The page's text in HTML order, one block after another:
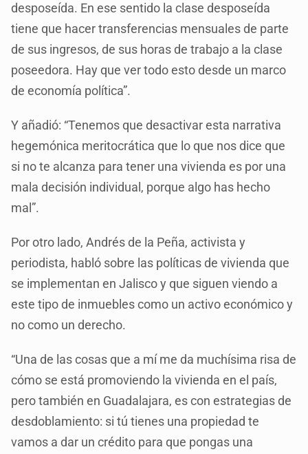
desposeída. En ese sentido la clase desposeída
tiene que hacer transferencias mensuales de parte
de sus ingresos, de sus horas de trabajo a la clase
poseedora. Hay que ver todo esto desde un marco
de economía política”.
Y añadió: “Tenemos que desactivar esta narrativa
hegemónica meritocrática que lo que nos dice que
si no te alcanza para tener una vivienda es por una
mala decisión individual, porque algo has hecho
mal”.
Por otro lado, Andrés de la Peña, activista y
periodista, habló sobre las políticas de vivienda que
se implementan en Jalisco y que siguen viendo a
este tipo de inmuebles como un activo económico y
no como un derecho.
“Una de las cosas que a mí me da muchísima risa de
cómo se está promoviendo la vivienda en el país,
pero también en Guadalajara, es con estrategias de
desdoblamiento: si tú tienes una propiedad te
vamos a dar un crédito para que pongas una